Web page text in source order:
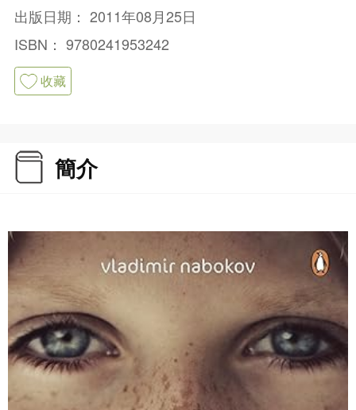
出版日期： 2011年08月25日
ISBN： 9780241953242
收藏
簡介